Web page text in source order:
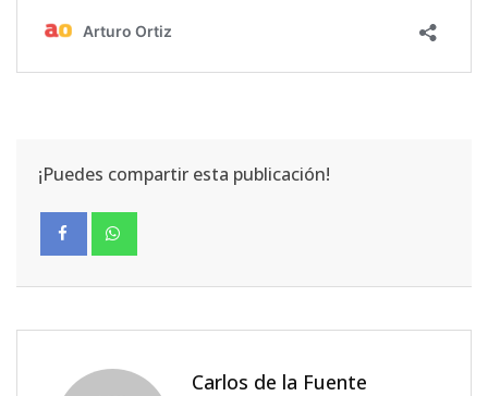
¡Puedes compartir esta publicación!
Carlos de la Fuente